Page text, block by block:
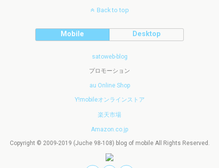
Back to top
Mobile Desktop
satoweb-blog
プロモーション
au Online Shop
Y!mobileオンラインストア
楽天市場
Amazon.co.jp
Copyright © 2009-2019 (Juche 98-108) blog of mobile All Rights Reserved.